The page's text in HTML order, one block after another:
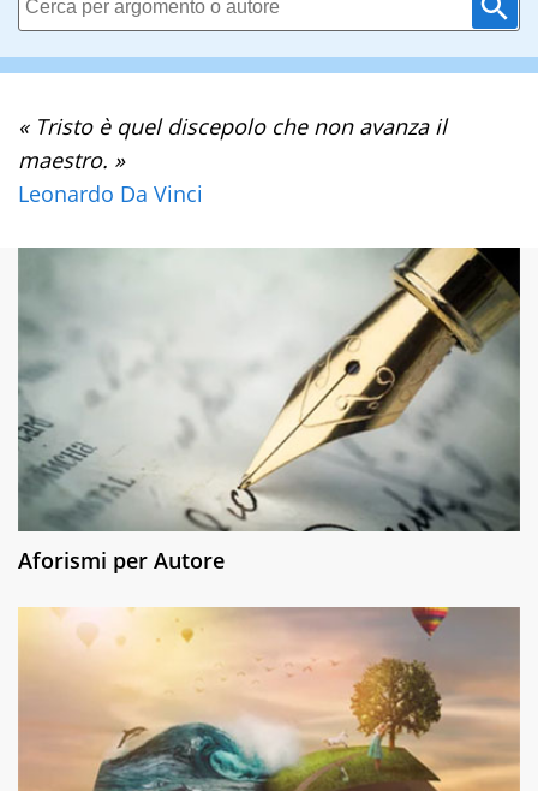
« Tristo è quel discepolo che non avanza il
maestro. »
Leonardo Da Vinci
Aforismi per Autore